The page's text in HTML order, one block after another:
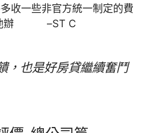
收一些非官方統一制定的費
他辦 –ST C
，也是好房貸繼續奮鬥